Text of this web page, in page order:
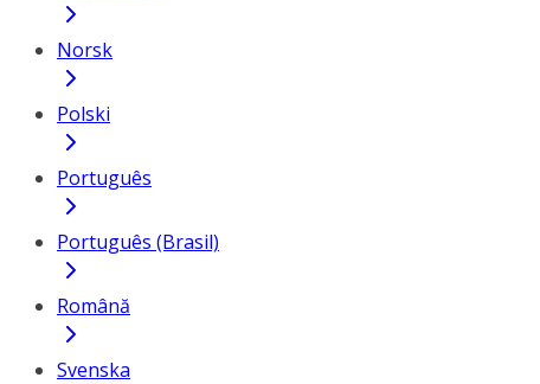
Norsk
Polski
Português
Português (Brasil)
Română
Svenska